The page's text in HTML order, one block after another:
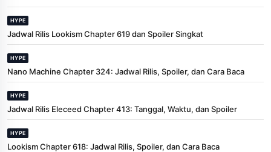
HYPE
Jadwal Rilis Lookism Chapter 619 dan Spoiler Singkat
HYPE
Nano Machine Chapter 324: Jadwal Rilis, Spoiler, dan Cara Baca
HYPE
Jadwal Rilis Eleceed Chapter 413: Tanggal, Waktu, dan Spoiler
HYPE
Lookism Chapter 618: Jadwal Rilis, Spoiler, dan Cara Baca